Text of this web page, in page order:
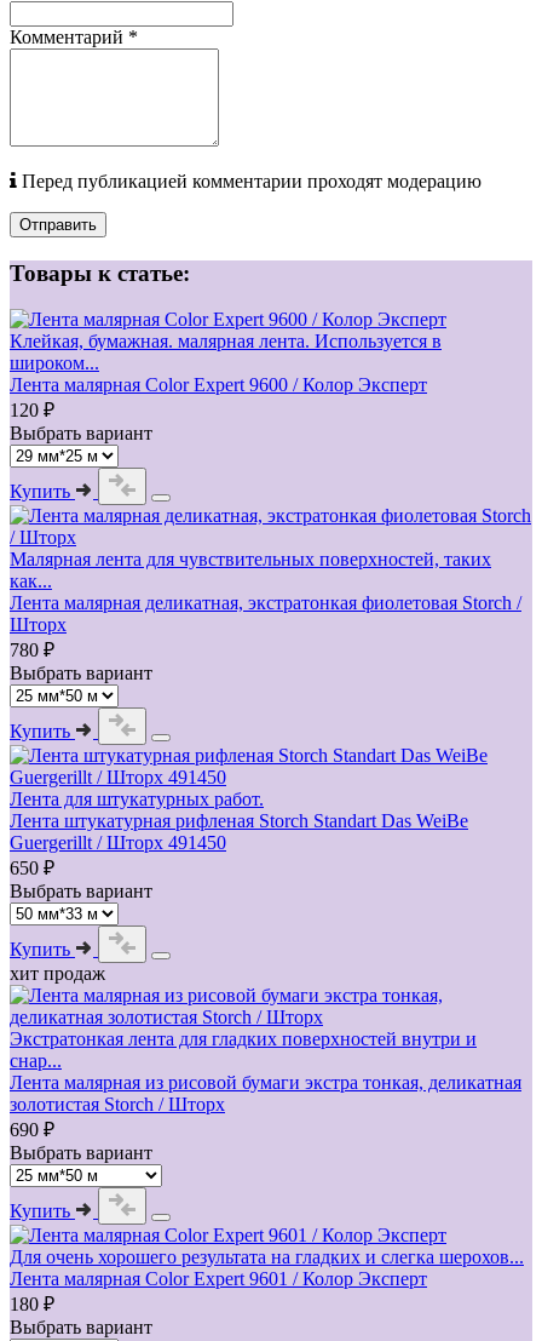
Комментарий *
Перед публикацией комментарии проходят модерацию
Отправить
Товары к статье:
Клейкая, бумажная. малярная лента. Используется в
широком...
Лента малярная Color Expert 9600 / Колор Эксперт
120 ₽
Выбрать вариант
Купить
Малярная лента для чувствительных поверхностей, таких
как...
Лента малярная деликатная, экстратонкая фиолетовая Storch /
Шторх
780 ₽
Выбрать вариант
Купить
Лента для штукатурных работ.
Лента штукатурная рифленая Storch Standart Das WeiBe
Guergerillt / Шторх 491450
650 ₽
Выбрать вариант
Купить
хит продаж
Экстратонкая лента для гладких поверхностей внутри и
снар...
Лента малярная из рисовой бумаги экстра тонкая, деликатная
золотистая Storch / Шторх
690 ₽
Выбрать вариант
Купить
Для очень хорошего результата на гладких и слегка шерохов...
Лента малярная Color Expert 9601 / Колор Эксперт
180 ₽
Выбрать вариант